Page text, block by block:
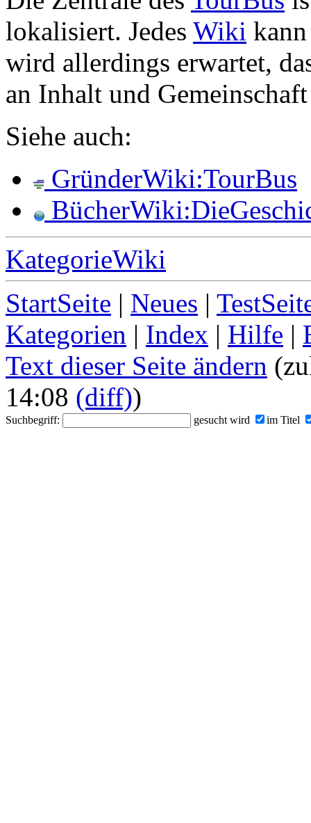
lokalisiert. Jedes Wiki
wird allerdings erwartet,
an Inhalt und
Siehe auch:
GründerWiki:TourBus
KategorieWiki
StartSeite | Neues |
Kategorien | Index | Hilfe |
Text dieser Seite ändern
14:08 (diff))
Suchbegriff: gesucht wird im Titel